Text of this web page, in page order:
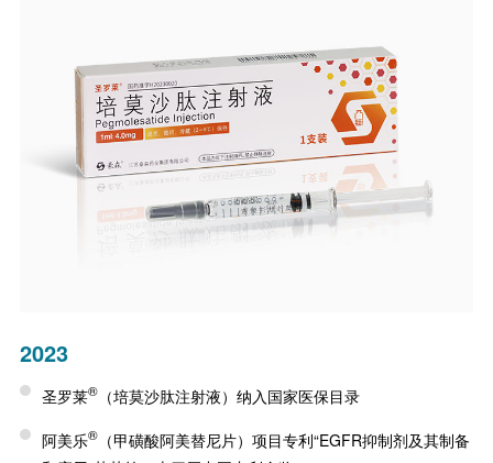
2023
圣罗莱®（培莫沙肽注射液）纳入国家医保目录
阿美乐®（甲磺酸阿美替尼片）项目专利“EGFR抑制剂及其制备